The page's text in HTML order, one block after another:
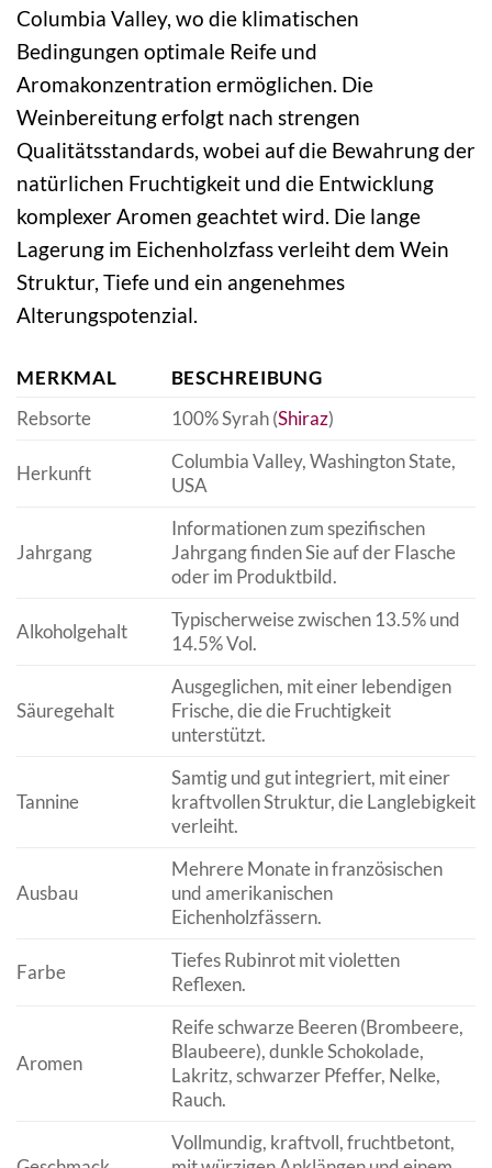
Columbia Valley, wo die klimatischen
Bedingungen optimale Reife und
Aromakonzentration ermöglichen. Die
Weinbereitung erfolgt nach strengen
Qualitätsstandards, wobei auf die Bewahrung der
natürlichen Fruchtigkeit und die Entwicklung
komplexer Aromen geachtet wird. Die lange
Lagerung im Eichenholzfass verleiht dem Wein
Struktur, Tiefe und ein angenehmes
Alterungspotenzial.
MERKMAL
BESCHREIBUNG
Rebsorte
100% Syrah (Shiraz)
Herkunft
Columbia Valley, Washington State,
USA
Jahrgang
Informationen zum spezifischen
Jahrgang finden Sie auf der Flasche
oder im Produktbild.
Alkoholgehalt
Typischerweise zwischen 13.5% und
14.5% Vol.
Säuregehalt
Ausgeglichen, mit einer lebendigen
Frische, die die Fruchtigkeit
unterstützt.
Tannine
Samtig und gut integriert, mit einer
kraftvollen Struktur, die Langlebigkeit
verleiht.
Ausbau
Mehrere Monate in französischen
und amerikanischen
Eichenholzfässern.
Farbe
Tiefes Rubinrot mit violetten
Reflexen.
Aromen
Reife schwarze Beeren (Brombeere,
Blaubeere), dunkle Schokolade,
Lakritz, schwarzer Pfeffer, Nelke,
Rauch.
Vollmundig, kraftvoll, fruchtbetont,